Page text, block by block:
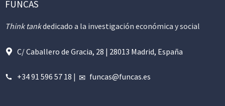
FUNCAS
Think tankdedicado a la investigación económica y social
C/ Caballero de Gracia, 28 | 28013 Madrid, España
+34 91 596 57 18 | funcas@funcas.es